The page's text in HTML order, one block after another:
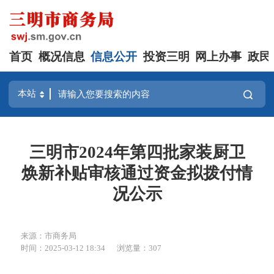
首页 概况信息 信息公开 投资三明 网上办事 政民
三明市2024年第四批家装厨卫
焕新补贴审核通过资金拟拨付情
况公示
来源：市商务局
时间：2025-03-12 18:34
浏览量：307